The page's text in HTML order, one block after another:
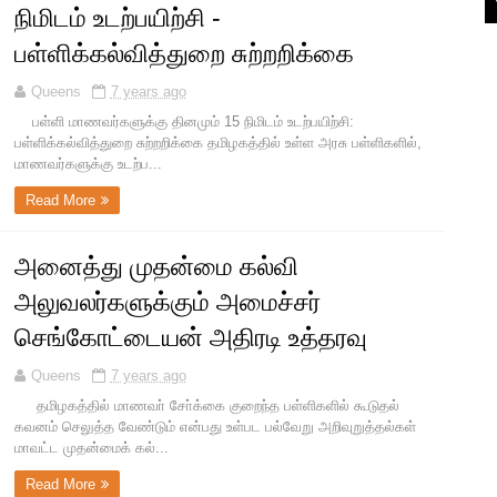
நிமிடம் உடற்பயிற்சி -
பள்ளிக்கல்வித்துறை சுற்றறிக்கை
Queens
7 years ago
பள்ளி மாணவர்களுக்கு தினமும் 15 நிமிடம் உடற்பயிற்சி:
பள்ளிக்கல்வித்துறை சுற்றறிக்கை தமிழகத்தில் உள்ள அரசு பள்ளிகளில்,
மாணவர்களுக்கு உடற்ப...
Read More
அனைத்து முதன்மை கல்வி
அலுவலர்களுக்கும் அமைச்சர்
செங்கோட்டையன் அதிரடி உத்தரவு
Queens
7 years ago
தமிழகத்தில் மாணவா் சோ்க்கை குறைந்த பள்ளிகளில் கூடுதல்
கவனம் செலுத்த வேண்டும் என்பது உள்பட பல்வேறு அறிவுறுத்தல்கள்
மாவட்ட முதன்மைக் கல்...
Read More